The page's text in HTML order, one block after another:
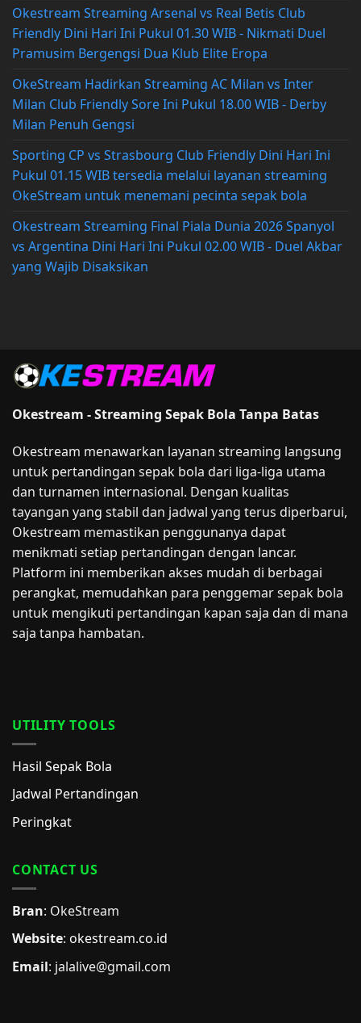
Okestream Streaming Arsenal vs Real Betis Club
Friendly Dini Hari Ini Pukul 01.30 WIB - Nikmati Duel
Pramusim Bergengsi Dua Klub Elite Eropa
OkeStream Hadirkan Streaming AC Milan vs Inter
Milan Club Friendly Sore Ini Pukul 18.00 WIB - Derby
Milan Penuh Gengsi
Sporting CP vs Strasbourg Club Friendly Dini Hari Ini
Pukul 01.15 WIB tersedia melalui layanan streaming
OkeStream untuk menemani pecinta sepak bola
Okestream Streaming Final Piala Dunia 2026 Spanyol
vs Argentina Dini Hari Ini Pukul 02.00 WIB - Duel Akbar
yang Wajib Disaksikan
Okestream - Streaming Sepak Bola Tanpa Batas
Okestream menawarkan layanan streaming langsung
untuk pertandingan sepak bola dari liga-liga utama
dan turnamen internasional. Dengan kualitas
tayangan yang stabil dan jadwal yang terus diperbarui,
Okestream memastikan penggunanya dapat
menikmati setiap pertandingan dengan lancar.
Platform ini memberikan akses mudah di berbagai
perangkat, memudahkan para penggemar sepak bola
untuk mengikuti pertandingan kapan saja dan di mana
saja tanpa hambatan.
UTILITY TOOLS
Hasil Sepak Bola
Jadwal Pertandingan
Peringkat
CONTACT US
Bran: OkeStream
Website: okestream.co.id
Email: jalalive@gmail.com